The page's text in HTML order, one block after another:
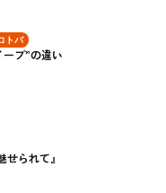
トバ
ブ”の違い
せられて』